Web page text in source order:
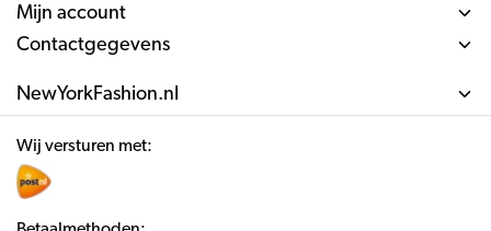
Mijn account
Contactgegevens
NewYorkFashion.nl
Wij versturen met: